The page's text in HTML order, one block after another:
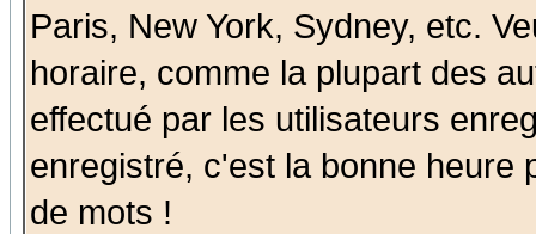
Paris, New York, Sydney, etc.
horaire, comme la plupart des
effectué par les utilisateurs
enregistré, c'est la bonne heure
de mots !